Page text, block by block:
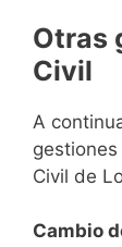
Otras
Civil
A
Civil de
Cambio